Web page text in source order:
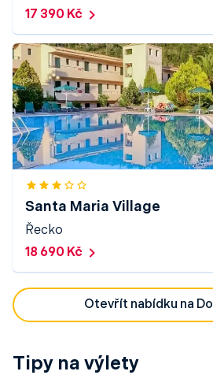
17 390 Kč
Santa Maria Village
Řecko
18 690 Kč
Otevřít nabídku na
Tipy na výlety